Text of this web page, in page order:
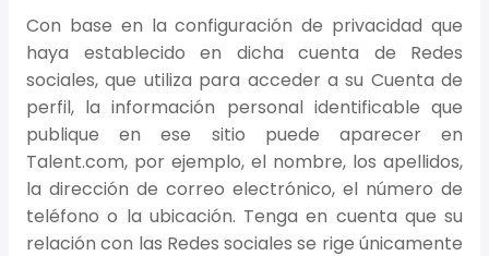
Con base en la configuración de privacidad que
haya establecido en dicha cuenta de Redes
sociales, que utiliza para acceder a su Cuenta de
perfil, la información personal identificable que
publique en ese sitio puede aparecer en
Talent.com, por ejemplo, el nombre, los apellidos,
la dirección de correo electrónico, el número de
teléfono o la ubicación. Tenga en cuenta que su
relación con las Redes sociales se rige únicamente